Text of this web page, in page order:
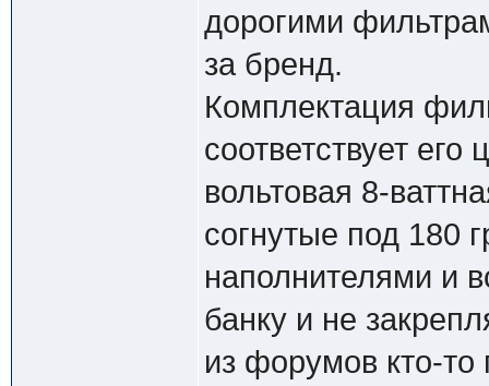
дорогими
за бренд.
Комплектация
соответствует
вольтовая 8-
согнутые под 180
наполнителями и
банку и не
из форумов кто-